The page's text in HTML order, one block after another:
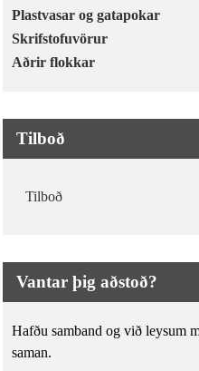
Plastvasar og gatapokar
Skrifstofuvörur
Aðrir flokkar
Tilboð
Tilboð
Vantar þig aðstoð?
Hafðu samband og við leysum
saman.